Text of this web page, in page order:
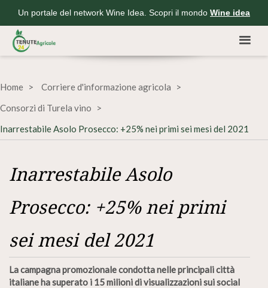
Un portale del network Wine Idea. Scopri il mondo Wine idea
Home
Corriere d'informazione agricola
Consorzi di Turela vino
Inarrestabile Asolo Prosecco: +25% nei primi sei mesi del 2021
Inarrestabile Asolo
Prosecco: +25% nei primi
sei mesi del 2021
La campagna promozionale condotta nelle principali città
italiane ha superato i 15 milioni di visualizzazioni sui social